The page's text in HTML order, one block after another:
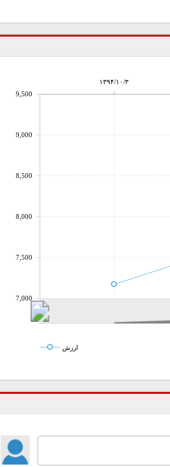
۱۳۹۴/۱۰/۳
7,000
7,500
8,000
8,500
9,000
9,500
ارزش